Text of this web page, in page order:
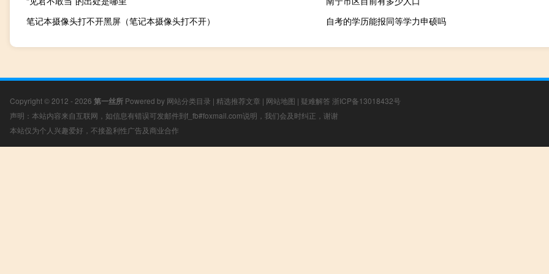
笔记本摄像头打不开黑屏（笔记本摄像头打不开）
自考的学历能报同等学力申硕吗
Copyright © 2012 - 2026 第一丝所 Powered by 网站分类目录 | 精选推荐文章 | 网站地图 | 疑难解答 浙ICP备13018432号
声明：本站内容来自互联网，如信息有错误可发邮件到f_fb#foxmail.com说明，我们会及时纠正，谢谢
本站仅为个人兴趣爱好，不接盈利性广告及商业合作